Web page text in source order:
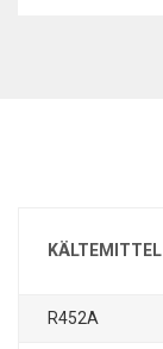
KÄLTEMITTEL
R452A